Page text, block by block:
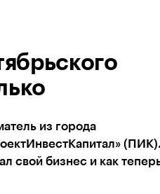
из города
свой бизнес и как